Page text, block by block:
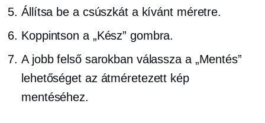
Állítsa be a csúszkát a kívánt méretre.
Koppintson a „Kész” gombra.
A jobb felső sarokban válassza a „Mentés”
lehetőséget az átméretezett kép
mentéséhez.